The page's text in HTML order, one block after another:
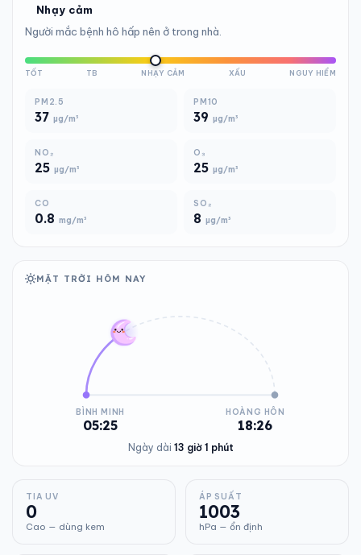
Nhạy cảm
Người mắc bệnh hô hấp nên ở trong nhà.
TỐT TB NHẠY CẢM XẤU NGUY HIỂM
PM2.5
37 µg/m³
PM10
39 µg/m³
NO₂
25 µg/m³
O₃
25 µg/m³
CO
0.8 mg/m³
SO₂
8 µg/m³
MẶT TRỜI HÔM NAY
BÌNH MINH
05:25
HOÀNG HÔN
18:26
Ngày dài 13 giờ 1 phút
TIA UV
0
Cao — dùng kem
ÁP SUẤT
1003
hPa — ổn định